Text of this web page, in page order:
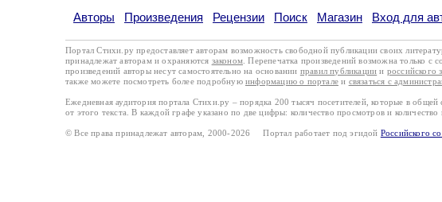
Авторы Произведения Рецензии Поиск Магазин Вход для
Портал Стихи.ру предоставляет авторам возможность свободной публикации своих
принадлежат авторам и охраняются законом . Перепечатка произведений возможна только с
произведений авторы несут самостоятельно на основании правил публикации и российского
также можете посмотреть более подробную информацию о портале и связаться с
Ежедневная аудитория портала Стихи.ру – порядка 200 тысяч посетителей, которые в
от этого текста. В каждой графе указано по две цифры: количество просмотров и количество
© Все права принадлежат авторам, 2000-2026 Портал работает под эгидой Российского